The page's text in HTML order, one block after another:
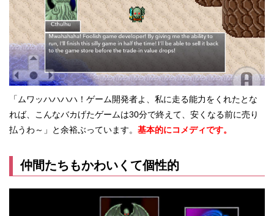
「ムワッハハハハ！ゲーム開発者よ、私に走る能力をくれたとな
れば、こんなバカげたゲームは30分で終えて、安くなる前に売り
払うわ～」と余裕ぶっています。 基本的にコメディです。
仲間たちもかわいくて個性的